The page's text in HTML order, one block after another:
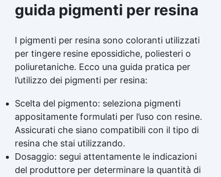
guida pigmenti per resina
I pigmenti per resina sono coloranti utilizzati
per tingere resine epossidiche, poliesteri o
poliuretaniche. Ecco una guida pratica per
l’utilizzo dei pigmenti per resina:
Scelta del pigmento: seleziona pigmenti
appositamente formulati per l’uso con resine.
Assicurati che siano compatibili con il tipo di
resina che stai utilizzando.
Dosaggio: segui attentamente le indicazioni
del produttore per determinare la quantità di